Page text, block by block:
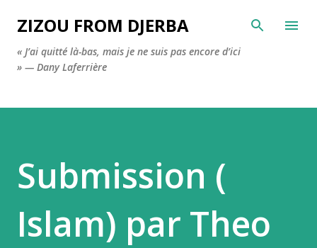
Accéder au contenu principal
ZIZOU FROM DJERBA
« J’ai quitté là-bas, mais je ne suis pas encore d’ici
» — Dany Laferrière
Submission (
Islam) par Theo